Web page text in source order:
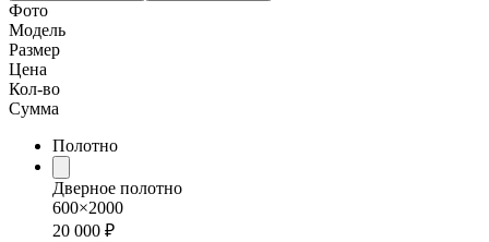
Фото
Модель
Размер
Цена
Кол-во
Сумма
Полотно
Дверное полотно
600×2000
20 000 ₽